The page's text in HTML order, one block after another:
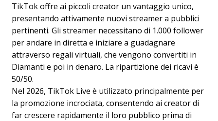
TikTok offre ai piccoli creator un vantaggio unico,
presentando attivamente nuovi streamer a pubblici
pertinenti. Gli streamer necessitano di 1.000 follower
per andare in diretta e iniziare a guadagnare
attraverso regali virtuali, che vengono convertiti in
Diamanti e poi in denaro. La ripartizione dei ricavi è
50/50.
Nel 2026, TikTok Live è utilizzato principalmente per
la promozione incrociata, consentendo ai creator di
far crescere rapidamente il loro pubblico prima di